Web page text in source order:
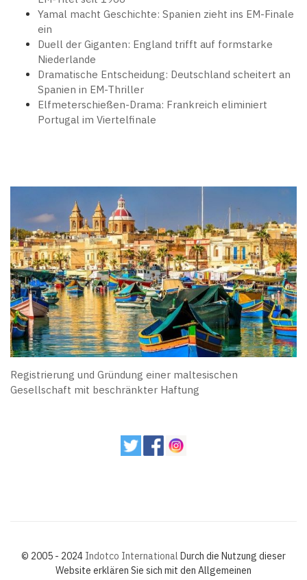
Yamal macht Geschichte: Spanien zieht ins EM-Finale
ein
Duell der Giganten: England trifft auf formstarke
Niederlande
Dramatische Entscheidung: Deutschland scheitert an
Spanien in EM-Thriller
Elfmeterschießen-Drama: Frankreich eliminiert
Portugal im Viertelfinale
Registrierung und Gründung einer maltesischen
Gesellschaft mit beschränkter Haftung
© 2005 - 2024 Indotco International Durch die Nutzung dieser
Website erklären Sie sich mit den Allgemeinen